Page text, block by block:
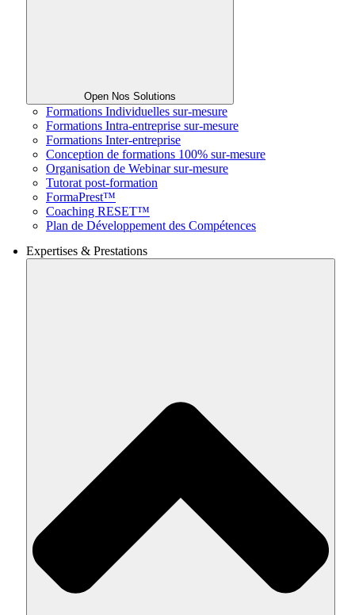
Open Nos Solutions
Formations Individuelles sur-mesure
Formations Intra-entreprise sur-mesure
Formations Inter-entreprise
Conception de formations 100% sur-mesure
Organisation de Webinar sur-mesure
Tutorat post-formation
FormaPrest™
Coaching RESET™
Plan de Développement des Compétences
Expertises & Prestations